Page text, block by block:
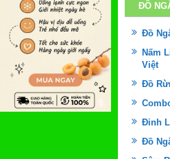
ĐỒ
Đồ
Nấm
Việt
Đồ
Đinh
Đồ